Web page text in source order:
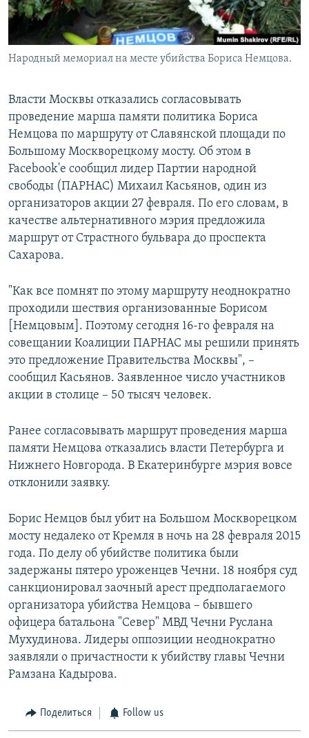
Народный мемориал на месте убийства Бориса Немцова.
Власти Москвы отказались согласовывать
проведение марша памяти политика Бориса
Немцова по маршруту от Славянской площади по
Большому Москворецкому мосту. Об этом в
Facebook'e сообщил лидер Партии народной
свободы (ПАРНАС) Михаил Касьянов, один из
организаторов акции 27 февраля. По его словам, в
качестве альтернативного мэрия предложила
маршрут от Страстного бульвара до проспекта
Сахарова.
"Как все помнят по этому маршруту неоднократно
проходили шествия организованные Борисом
[Немцовым]. Поэтому сегодня 16-го февраля на
совещании Коалиции ПАРНАС мы решили принять
это предложение Правительства Москвы", –
сообщил Касьянов. Заявленное число участников
акции в столице – 50 тысяч человек.
Ранее согласовывать маршрут проведения марша
памяти Немцова отказались власти Петербурга и
Нижнего Новгорода. В Екатеринбурге мэрия вовсе
отклонили заявку.
Борис Немцов был убит на Большом Москворецком
мосту недалеко от Кремля в ночь на 28 февраля 2015
года. По делу об убийстве политика были
задержаны пятеро уроженцев Чечни. 18 ноября суд
санкционировал заочный арест предполагаемого
организатора убийства Немцова – бывшего
офицера батальона "Север" МВД Чечни Руслана
Мухудинова. Лидеры оппозиции неоднократно
заявляли о причастности к убийству главы Чечни
Рамзана Кадырова.
Поделиться Follow us